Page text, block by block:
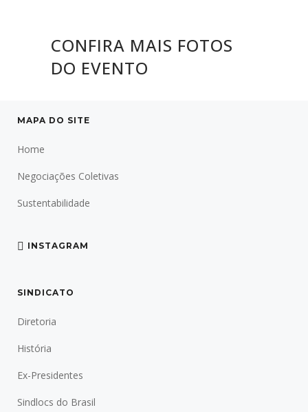
CONFIRA MAIS FOTOS
DO EVENTO
MAPA DO SITE
Home
Negociações Coletivas
Sustentabilidade
INSTAGRAM
SINDICATO
Diretoria
História
Ex-Presidentes
Sindlocs do Brasil